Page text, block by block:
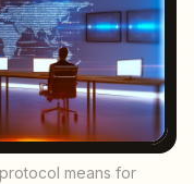
means for